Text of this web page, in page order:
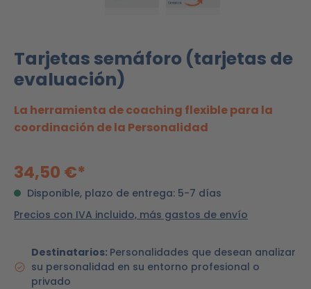
Tarjetas semáforo (tarjetas de
evaluación)
La herramienta de coaching flexible para la
coordinación de la Personalidad
34,50 €*
Disponible, plazo de entrega: 5-7 días
Precios con IVA incluido, más gastos de envío
Destinatarios: Personalidades que desean analizar
su personalidad en su entorno profesional o
privado